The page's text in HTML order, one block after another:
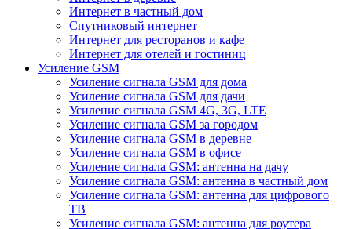
Интернет в частный дом
Спутниковый интернет
Интернет для ресторанов и кафе
Интернет для отелей и гостиниц
Усиление GSM
Усиление сигнала GSM для дома
Усиление сигнала GSM для дачи
Усиление сигнала GSM 4G, 3G, LTE
Усиление сигнала GSM за городом
Усиление сигнала GSM в деревне
Усиление сигнала GSM в офисе
Усиление сигнала GSM: антенна на дачу
Усиление сигнала GSM: антенна в частный дом
Усиление сигнала GSM: антенна для цифрового
ТВ
Усиление сигнала GSM: антенна для роутера